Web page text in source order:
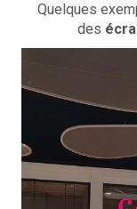
Quelques
des